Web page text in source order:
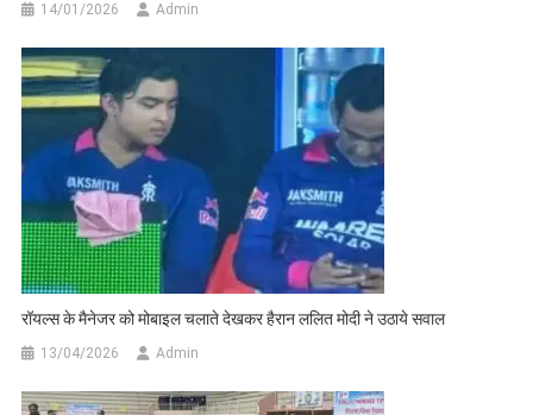
14/01/2026 Admin
रॉयल्स के मैनेजर को मोबाइल चलाते देखकर हैरान ललित मोदी ने उठाये सवाल
13/04/2026 Admin